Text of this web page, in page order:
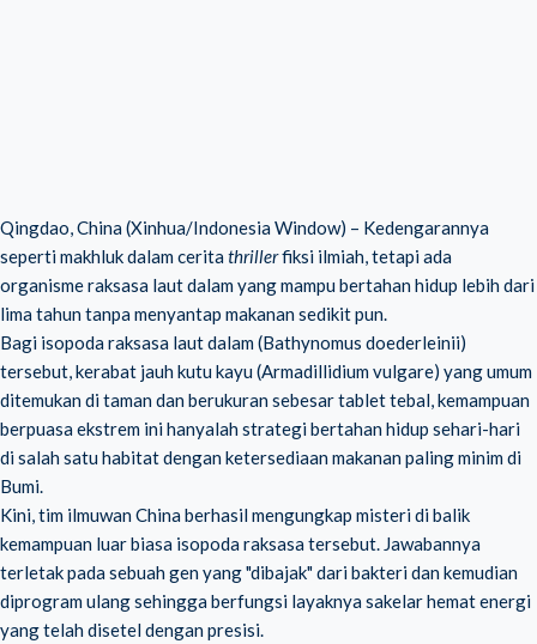
Qingdao, China (Xinhua/Indonesia Window) – Kedengarannya
seperti makhluk dalam ceritathrillerfiksi ilmiah, tetapi ada
organisme raksasa laut dalam yang mampu bertahan hidup lebih dari
lima tahun tanpa menyantap makanan sedikit pun.
Bagi isopoda raksasa laut dalam (Bathynomus doederleinii)
tersebut, kerabat jauh kutu kayu (Armadillidium vulgare) yang umum
ditemukan di taman dan berukuran sebesar tablet tebal, kemampuan
berpuasa ekstrem ini hanyalah strategi bertahan hidup sehari-hari
di salah satu habitat dengan ketersediaan makanan paling minim di
Bumi.
Kini, tim ilmuwan China berhasil mengungkap misteri di balik
kemampuan luar biasa isopoda raksasa tersebut. Jawabannya
terletak pada sebuah gen yang "dibajak" dari bakteri dan kemudian
diprogram ulang sehingga berfungsi layaknya sakelar hemat energi
yang telah disetel dengan presisi.